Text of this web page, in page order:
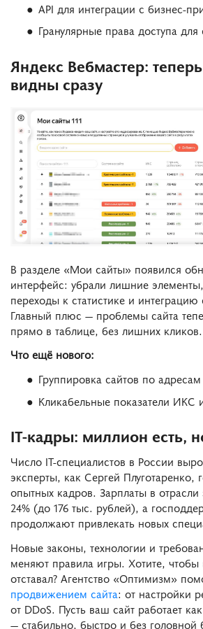
API для интеграции с бизнес-
Гранулярные права доступа для
Яндекс Вебмастер:
видны сразу
В разделе «Мои сайты» появился
интерфейс: убрали лишние
переходы к статистике и
Главный плюс — проблемы сайта
прямо в таблице, без лишних кликов.
Что ещё нового:
Группировка сайтов по адресам
Кликабельные показатели ИКС
IT-кадры: миллион есть,
Число IT-специалистов в России
эксперты, как Сергей Плуготаренко,
опытных кадров. Зарплаты в
24% (до 176 тыс. рублей), а
продолжают привлекать новых
Новые законы, технологии и
меняют правила игры. Хотите,
отставал? Агентство «Оптимизм»
продвижением сайта: от настройки
от DDoS. Пусть ваш сайт работает
— стабильно, быстро и без головной